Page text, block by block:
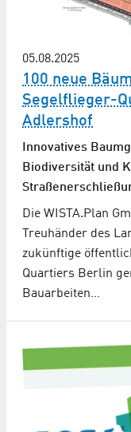
05.08.2025
100 neue
Segelflieger-
Adlershof
Innovatives
Biodiversität und
Die WISTA.Plan
Treuhänder des
zukünftige
Quartiers Berlin
Bauarbeiten…